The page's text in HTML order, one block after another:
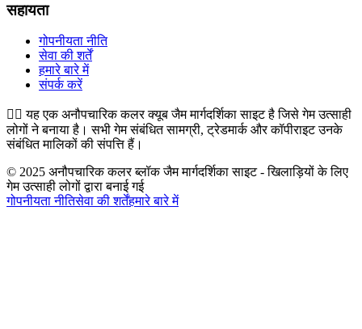
सहायता
गोपनीयता नीति
सेवा की शर्तें
हमारे बारे में
संपर्क करें
👉🏻यह एक अनौपचारिक कलर क्यूब जैम मार्गदर्शिका साइट है जिसे गेम उत्साही
लोगों ने बनाया है। सभी गेम संबंधित सामग्री, ट्रेडमार्क और कॉपीराइट उनके
संबंधित मालिकों की संपत्ति हैं।
© 2025 अनौपचारिक कलर ब्लॉक जैम मार्गदर्शिका साइट - खिलाड़ियों के लिए
गेम उत्साही लोगों द्वारा बनाई गई
गोपनीयता नीतिसेवा की शर्तेंहमारे बारे में